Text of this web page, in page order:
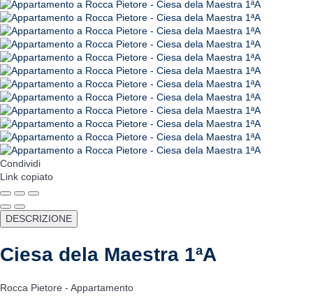
Condividi
Link copiato
DESCRIZIONE
Ciesa dela Maestra 1ªA
Rocca Pietore - Appartamento